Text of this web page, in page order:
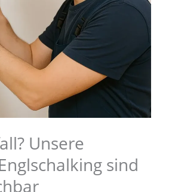
Unsere
sind